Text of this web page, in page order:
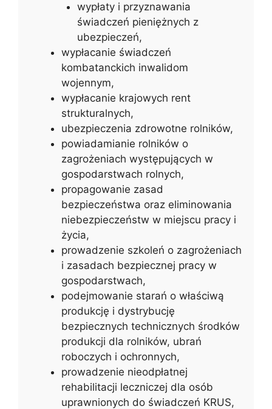
wypłaty i przyznawania
świadczeń pieniężnych z
ubezpieczeń,
wypłacanie świadczeń
kombatanckich inwalidom
wojennym,
wypłacanie krajowych rent
strukturalnych,
ubezpieczenia zdrowotne rolników,
powiadamianie rolników o
zagrożeniach występujących w
gospodarstwach rolnych,
propagowanie zasad
bezpieczeństwa oraz eliminowania
niebezpieczeństw w miejscu pracy i
życia,
prowadzenie szkoleń o zagrożeniach
i zasadach bezpiecznej pracy w
gospodarstwach,
podejmowanie starań o właściwą
produkcję i dystrybucję
bezpiecznych technicznych środków
produkcji dla rolników, ubrań
roboczych i ochronnych,
prowadzenie nieodpłatnej
rehabilitacji leczniczej dla osób
uprawnionych do świadczeń KRUS,